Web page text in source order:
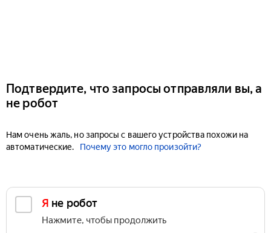
Подтвердите, что запросы отправляли вы, а
не робот
Нам очень жаль, но запросы с вашего устройства похожи на
автоматические.
Почему это могло произойти?
Я не робот
Нажмите, чтобы продолжить